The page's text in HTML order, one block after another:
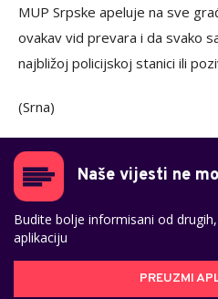
MUP Srpske apeluje na sve
ovakav vid prevara i da svako
najbližoj policijskoj stanici ili
(Srna)
Naše vijesti ne
Budite bolje informisani od
aplikaciju
PREUZMI